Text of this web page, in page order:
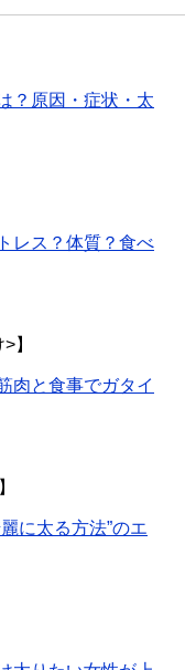
？原因・症状・太
レス？体質？食べ
】
肉と食事でガタイ
に太る方法”のエ